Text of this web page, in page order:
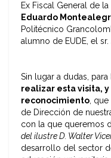
Ex Fiscal General de
Eduardo
Politécnico
alumno de EUDE, el sr.
Sin lugar a dudas, para
realizar esta visita,
reconocimiento,
de Dirección de
con la que queremos
del ilustre D. Walter
desarrollo del sector